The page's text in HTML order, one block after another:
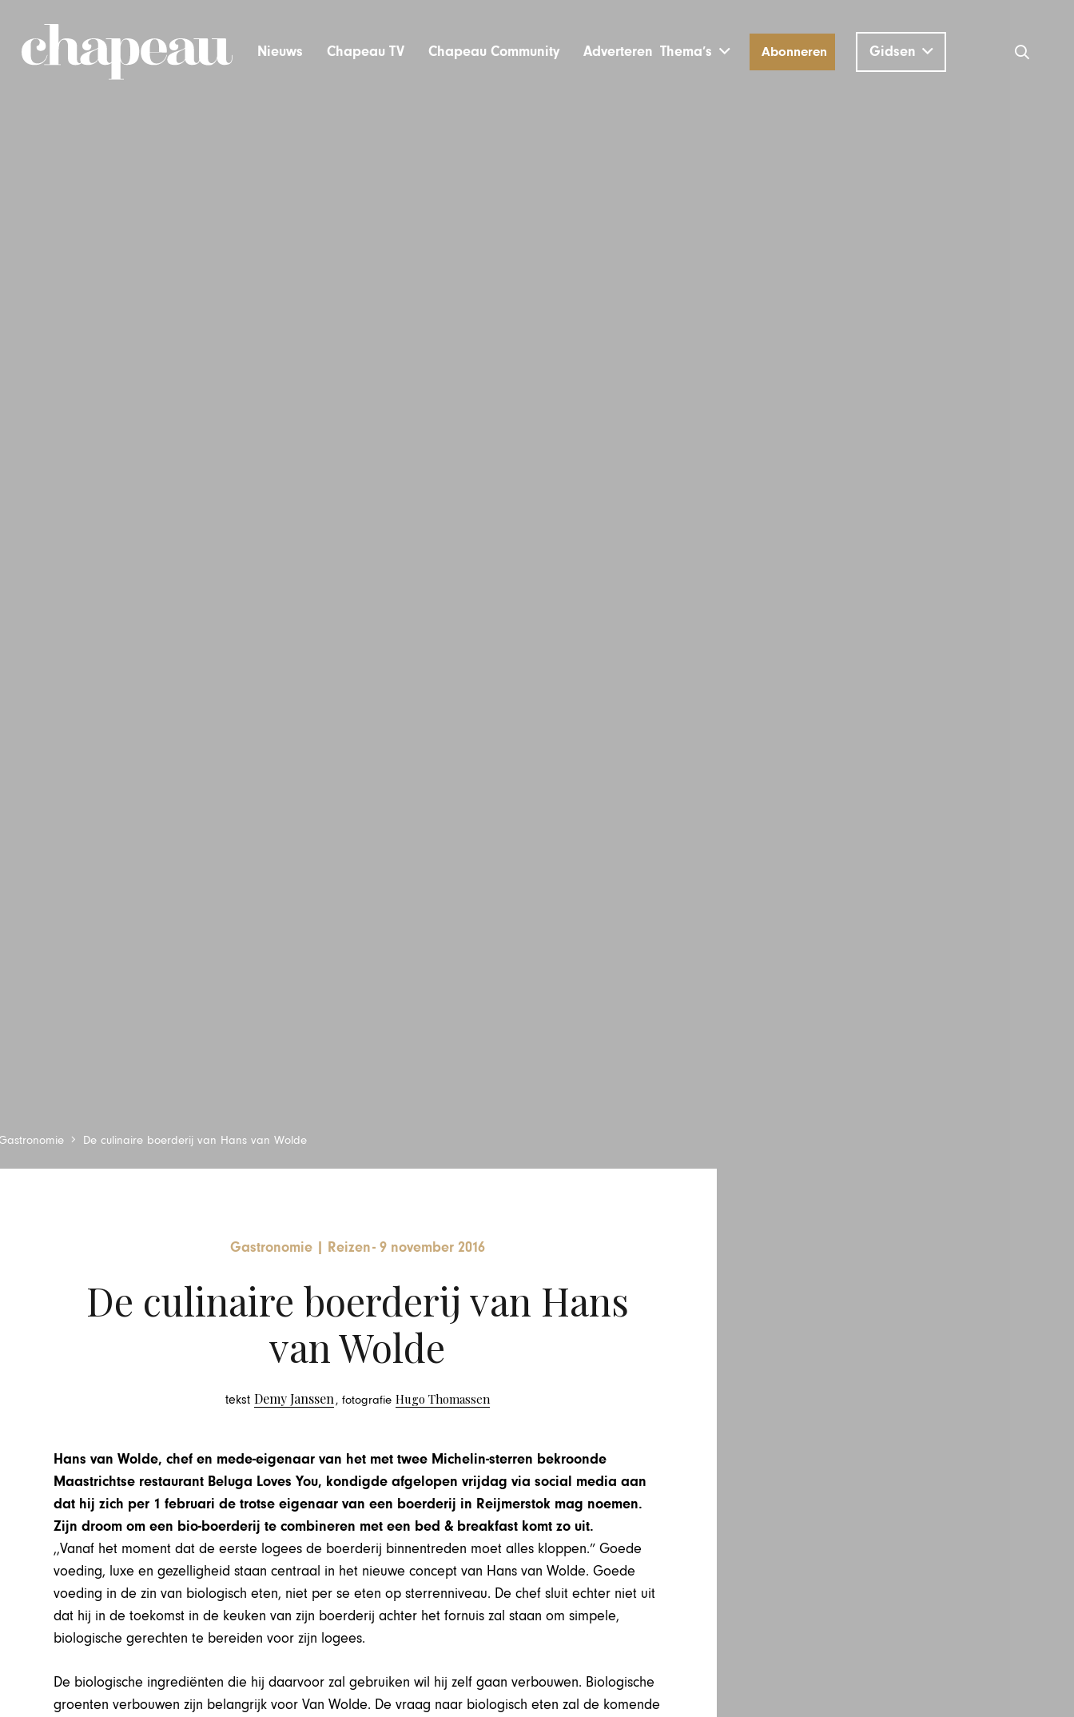
Nieuws Chapeau TV Chapeau Community Adverteren Thema’s Abonneren Gidsen
De culinaire boerderij van Hans van Wolde
Gastronomie | Reizen- 9 november 2016
De culinaire boerderij van Hans
van Wolde
tekst Demy Janssen, fotografie Hugo Thomassen
Hans van Wolde, chef en mede-eigenaar van het met twee Michelin-sterren bekroonde
Maastrichtse restaurant Beluga Loves You, kondigde afgelopen vrijdag via social media aan
dat hij zich per 1 februari de trotse eigenaar van een boerderij in Reijmerstok mag noemen.
Zijn droom om een bio-boerderij te combineren met een bed & breakfast komt zo uit.
,,Vanaf het moment dat de eerste logees de boerderij binnentreden moet alles kloppen.” Goede
voeding, luxe en gezelligheid staan centraal in het nieuwe concept van Hans van Wolde. Goede
voeding in de zin van biologisch eten, niet per se eten op sterrenniveau. De chef sluit echter niet uit
dat hij in de toekomst in de keuken van zijn boerderij achter het fornuis zal staan om simpele,
biologische gerechten te bereiden voor zijn logees.
De biologische ingrediënten die hij daarvoor zal gebruiken wil hij zelf gaan verbouwen. Biologische
groenten verbouwen zijn belangrijk voor Van Wolde. De vraag naar biologisch eten zal de komende